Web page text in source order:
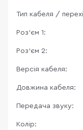
Тип кабеля /
Роз'єм 1:
Роз'єм 2:
Версія кабеля:
Довжина кабеля:
Передача звуку:
Колір: